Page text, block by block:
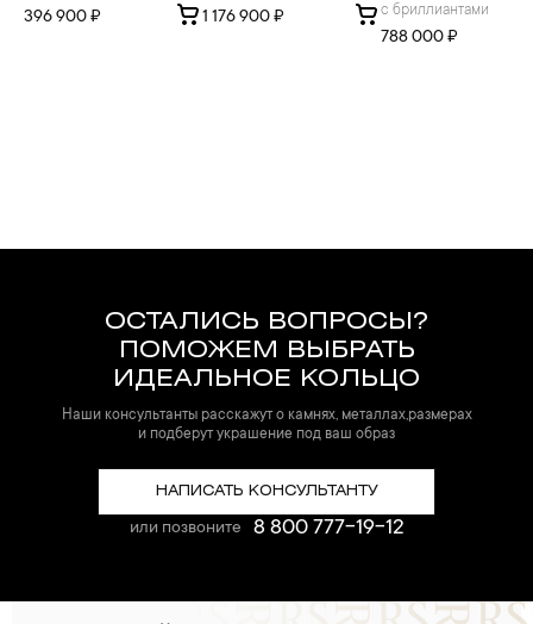
396 900 ₽ 1 176 900 ₽
с бриллиантами
788 000 ₽
ОСТАЛИСЬ ВОПРОСЫ?
ПОМОЖЕМ ВЫБРАТЬ
ИДЕАЛЬНОЕ КОЛЬЦО
Наши консультанты расскажут о камнях, металлах,размерах
и подберут украшение под ваш образ
НАПИСАТЬ КОНСУЛЬТАНТУ
или позвоните 8 800 777-19-12